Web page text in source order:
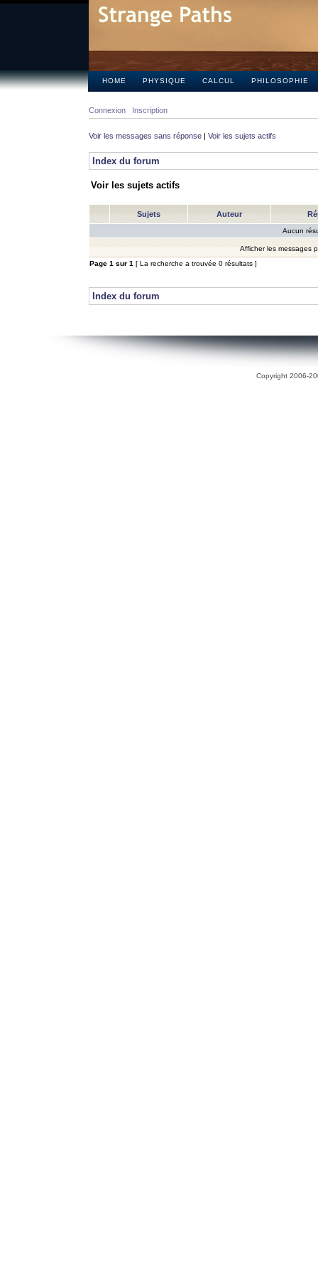
HOME PHYSIQUE CALCUL PHILOSOPHIE
Connexion Inscription
Voir les messages sans réponse | Voir les sujets actifs
Index du forum
Voir les sujets actifs
Sujets Auteur
Aucun
Afficher les messages
Page 1 sur 1 [ La recherche a trouvée 0 résultats ]
Index du forum
Copyright 2006-